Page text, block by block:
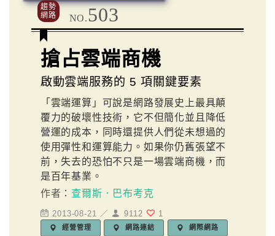
趨勢
網路
NO. 503
搶占雲端商機
啟動雲端服務的 5 項關鍵要素
「雲端運算」可說是網路發展史上最具顛
覆力的破壞性技術，它不但簡化並且降低
營運的成本，同時還提供人們從未想過的
使用彈性和運算能力。如果你仍舊張望不
前，失去的恐怕不只是一場雲端商機，而
是百年基業。
作者： 查爾斯．巴布考克
2013-08-21 ／ 9112 1
經營管理 網路連結 網際網路